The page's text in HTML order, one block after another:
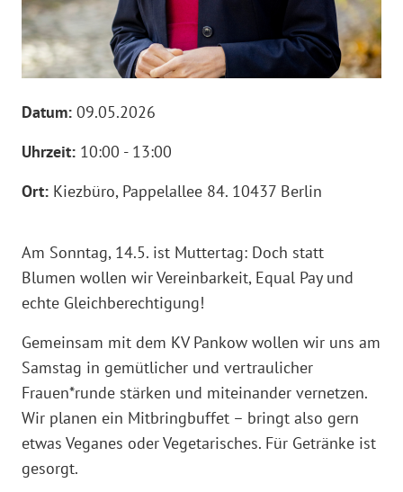
Datum: 09.05.2026
Uhrzeit: 10:00 - 13:00
Ort: Kiezbüro, Pappelallee 84. 10437 Berlin
Am Sonntag, 14.5. ist Muttertag: Doch statt
Blumen wollen wir Vereinbarkeit, Equal Pay und
echte Gleichberechtigung!
Gemeinsam mit dem KV Pankow wollen wir uns am
Samstag in gemütlicher und vertraulicher
Frauen*runde stärken und miteinander vernetzen.
Wir planen ein Mitbringbuffet – bringt also gern
etwas Veganes oder Vegetarisches. Für Getränke ist
gesorgt.